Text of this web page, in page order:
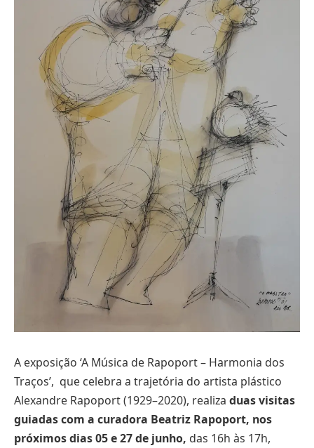
A exposição ‘A Música de Rapoport – Harmonia dos
Traços’, que celebra a trajetória do artista plástico
Alexandre Rapoport (1929–2020), realiza duas visitas
guiadas com a curadora Beatriz Rapoport, nos
próximos dias 05 e 27 de junho, das 16h às 17h,